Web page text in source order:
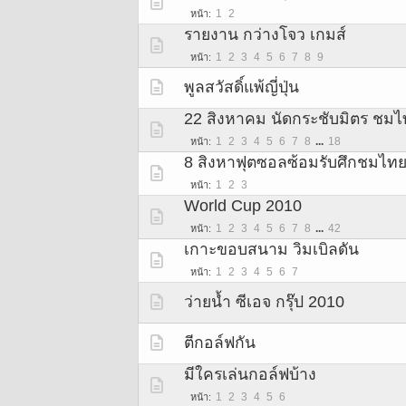
หน้า 1 2
รายงาน กว่างโจว เกมส์
หน้า 1 2 3 4 5 6 7 8 9
พูลสวัสดิ์แพ้ญี่ปุ่น
22 สิงหาคม นัดกระชับมิตร ชมไ
หน้า 1 2 3 4 5 6 7 8 ... 18
8 สิงหาฟุตซอลซ้อมรับศึกชมไทย
หน้า 1 2 3
World Cup 2010
หน้า 1 2 3 4 5 6 7 8 ... 42
เกาะขอบสนาม วิมเบิลดัน
หน้า 1 2 3 4 5 6 7
ว่ายน้ำ ซีเอจ กรุ๊ป 2010
ตีกอล์ฟกัน
มีใครเล่นกอล์ฟบ้าง
หน้า 1 2 3 4 5 6